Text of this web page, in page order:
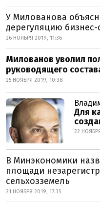
У Милованова
дерегуляцию бизнес-
26 НОЯБРЯ 2019, 11:36
Милованов уволил
руководящего
25 НОЯБРЯ 2019, 10:38
Для
22
В Минэкономики
площади
сельхозземель
21 НОЯБРЯ 2019, 17:35